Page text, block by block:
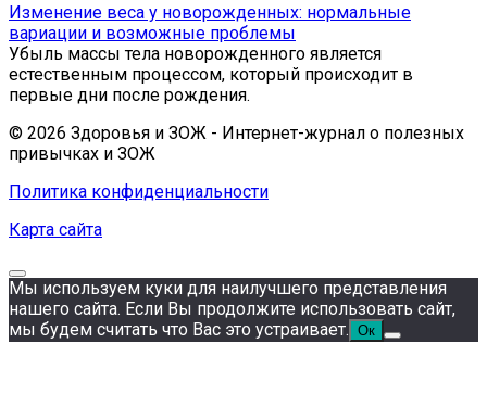
Изменение веса у новорожденных: нормальные
вариации и возможные проблемы
Убыль массы тела новорожденного является
естественным процессом, который происходит в
первые дни после рождения.
© 2026 Здоровья и ЗОЖ - Интернет-журнал о полезных
привычках и ЗОЖ
Политика конфиденциальности
Карта сайта
Мы используем куки для наилучшего представления
нашего сайта. Если Вы продолжите использовать сайт,
мы будем считать что Вас это устраивает. Ок